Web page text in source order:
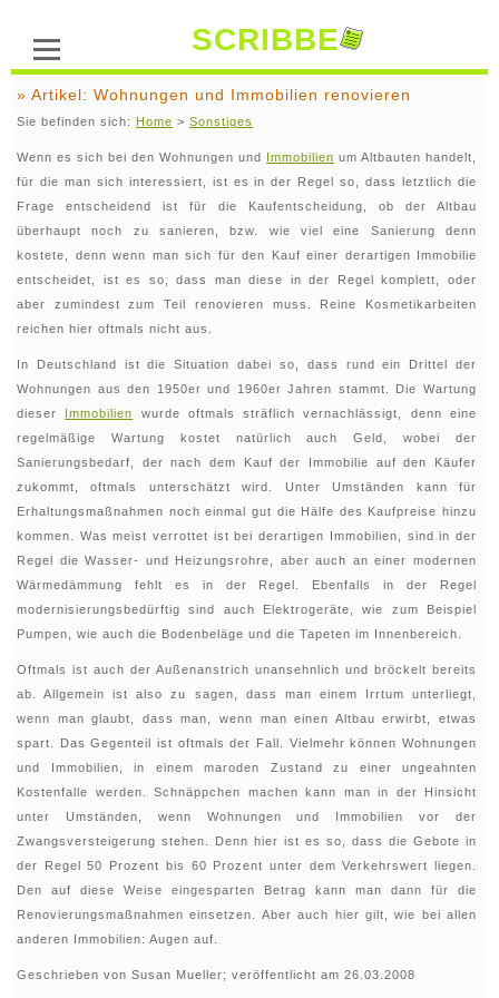
SCRIBBE
» Artikel: Wohnungen und Immobilien renovieren
Sie befinden sich: Home > Sonstiges
Wenn es sich bei den Wohnungen und Immobilien um Altbauten handelt,
für die man sich interessiert, ist es in der Regel so, dass letztlich die
Frage entscheidend ist für die Kaufentscheidung, ob der Altbau
überhaupt noch zu sanieren, bzw. wie viel eine Sanierung denn
kostete, denn wenn man sich für den Kauf einer derartigen Immobilie
entscheidet, ist es so, dass man diese in der Regel komplett, oder
aber zumindest zum Teil renovieren muss. Reine Kosmetikarbeiten
reichen hier oftmals nicht aus.
In Deutschland ist die Situation dabei so, dass rund ein Drittel der
Wohnungen aus den 1950er und 1960er Jahren stammt. Die Wartung
dieser Immobilien
wurde oftmals sträflich vernachlässigt, denn eine
regelmäßige Wartung kostet natürlich auch Geld, wobei der
Sanierungsbedarf, der nach dem Kauf der Immobilie auf den Käufer
zukommt, oftmals unterschätzt wird. Unter Umständen kann für
Erhaltungsmaßnahmen noch einmal gut die Hälfe des Kaufpreise hinzu
kommen. Was meist verrottet ist bei derartigen Immobilien, sind in der
Regel die Wasser- und Heizungsrohre, aber auch an einer modernen
Wärmedämmung fehlt es in der Regel. Ebenfalls in der Regel
modernisierungsbedürftig sind auch Elektrogeräte, wie zum Beispiel
Pumpen, wie auch die Bodenbeläge und die Tapeten im Innenbereich.
Oftmals ist auch der Außenanstrich unansehnlich und bröckelt bereits
ab. Allgemein ist also zu sagen, dass man einem Irrtum unterliegt,
wenn man glaubt, dass man, wenn man einen Altbau erwirbt, etwas
spart. Das Gegenteil ist oftmals der Fall. Vielmehr können Wohnungen
und Immobilien, in einem maroden Zustand zu einer ungeahnten
Kostenfalle werden. Schnäppchen machen kann man in der Hinsicht
unter Umständen, wenn Wohnungen und Immobilien vor der
Zwangsversteigerung stehen. Denn hier ist es so, dass die Gebote in
der Regel 50 Prozent bis 60 Prozent unter dem Verkehrswert liegen.
Den auf diese Weise eingesparten Betrag kann man dann für die
Renovierungsmaßnahmen einsetzen. Aber auch hier gilt, wie bei allen
anderen Immobilien: Augen auf.
Geschrieben von Susan Mueller; veröffentlicht am 26.03.2008